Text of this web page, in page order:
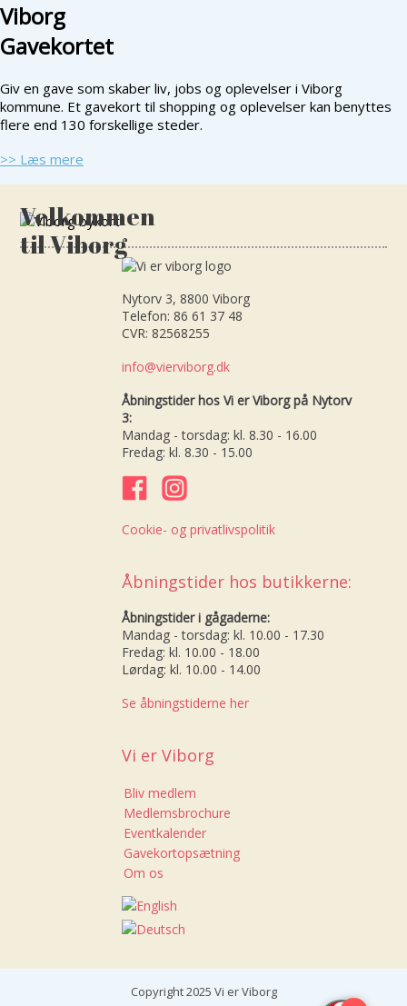
Viborg
Gavekortet
Giv en gave som skaber liv, jobs og oplevelser i Viborg
kommune. Et gavekort til shopping og oplevelser kan benyttes
flere end 130 forskellige steder.
>> Læs mere
Velkommen
til Viborg
Nytorv 3, 8800 Viborg
Telefon: 86 61 37 48
CVR: 82568255
info@vierviborg.dk
Åbningstider hos Vi er Viborg på Nytorv
3:
Mandag - torsdag: kl. 8.30 - 16.00
Fredag: kl. 8.30 - 15.00
Cookie- og privatlivspolitik
Åbningstider hos butikkerne:
Åbningstider i gågaderne:
Mandag - torsdag: kl. 10.00 - 17.30
Fredag: kl. 10.00 - 18.00
Lørdag: kl. 10.00 - 14.00
Se åbningstiderne her
Vi er Viborg
Bliv medlem
Medlemsbrochure
Eventkalender
Gavekortopsætning
Om os
Copyright 2025 Vi er Viborg